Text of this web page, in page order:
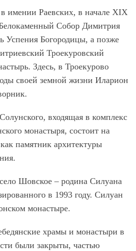
имении Раевских, в начале XIX
Собор Димитрия
Успения Богородицы, а позже
Троекуровский
Здесь, в Троекурово
своей земной жизни Иларион
входящая в комплекс
монастыря, состоит на
памятник архитектуры
Шовское – родина Силуана
в 1993 году. Силуан
монастыре.
храмы и монастыри в
были закрыты, частью